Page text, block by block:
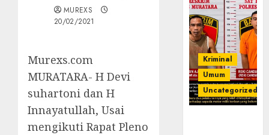
MUREXS
20/02/2021
Murexs.com
MURATARA- H Devi
suhartoni dan H
Innayatullah, Usai
mengikuti Rapat Pleno
Kriminal
Umum
Uncategorized